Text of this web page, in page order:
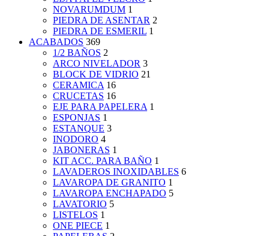
NOVARUMDUM 1
PIEDRA DE ASENTAR 2
PIEDRA DE ESMERIL 1
ACABADOS 369
1/2 BAÑOS 2
ARCO NIVELADOR 3
BLOCK DE VIDRIO 21
CERAMICA 16
CRUCETAS 16
EJE PARA PAPELERA 1
ESPONJAS 1
ESTANQUE 3
INODORO 4
JABONERAS 1
KIT ACC. PARA BAÑO 1
LAVADEROS INOXIDABLES 6
LAVAROPA DE GRANITO 1
LAVAROPA ENCHAPADO 5
LAVATORIO 5
LISTELOS 1
ONE PIECE 1